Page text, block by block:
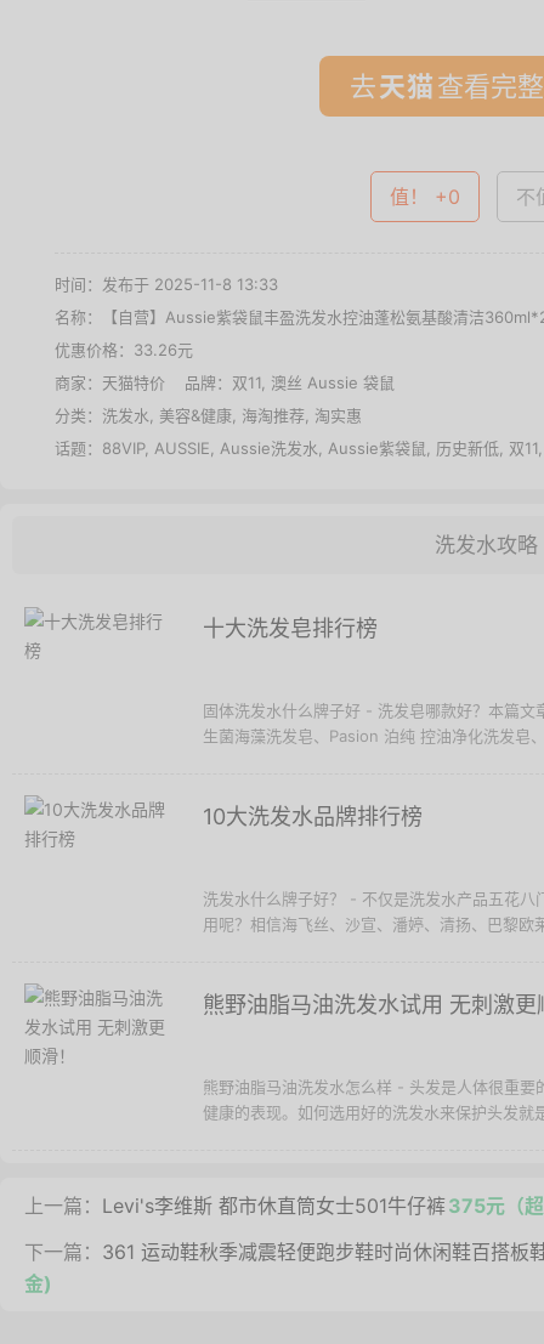
去 查看完
值！ +0 不
时间：发布于 2025-11-8 13:33
名称：
【自营】Aussie紫袋鼠丰盈洗发水控油蓬松氨基酸清洁
优惠价格： 33.26元
商家： 天猫特价 品牌： 双11
澳丝 Aussie 袋鼠
分类： 洗发水 美容&健康 海淘推荐
淘实惠
话题： 88VIP, AUSSIE Aussie洗发水 Aussie紫袋鼠 历史新低 双11
洗发水攻略
十大洗发皂排行榜
固体洗发水什么牌子好 - 洗发皂哪款好？本篇
生菌海藻洗发皂、Pasion 泊纯 控油净化洗发皂
10大洗发水品牌排行榜
洗发水什么牌子好？ - 不仅是洗发水产品五花
用呢？相信海飞丝、沙宣、潘婷、清扬、巴黎
熊野油脂马油洗发水试用 无刺激更
熊野油脂马油洗发水怎么样 - 头发是人体很重
健康的表现。如何选用好的洗发水来保护头发
上一篇： Levi's李维斯 都市休直筒女士501牛仔裤375元（
下一篇： 361 运动鞋秋季减震轻便跑步鞋时尚休闲鞋百搭板
金)